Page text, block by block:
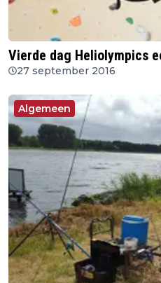
Vierde dag Heliolympics
27 september 2016
Algemeen